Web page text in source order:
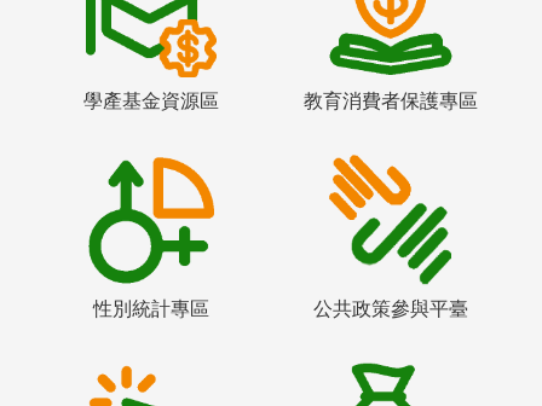
學產基金資源區 教育消費者保護專區
性別統計專區 公共政策參與平臺